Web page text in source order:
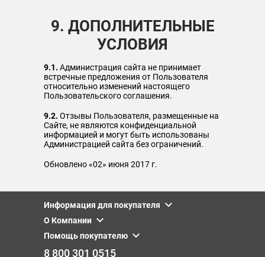
9. ДОПОЛНИТЕЛЬНЫЕ
УСЛОВИЯ
9.1. Администрация сайта не принимает
встречные предложения от Пользователя
относительно изменений настоящего
Пользовательского соглашения.
9.2. Отзывы Пользователя, размещенные на
Сайте, не являются конфиденциальной
информацией и могут быть использованы
Администрацией сайта без ограничений.
Обновлено «02» июня 2017 г.
Информация для покупателя
О Компании
Помощь покупателю
8 800 301 0515